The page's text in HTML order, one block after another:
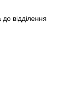
відділення